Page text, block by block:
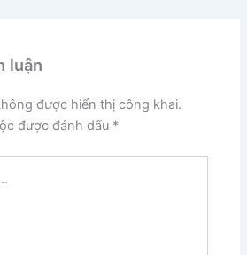
luận
được hiển thị công khai.
được đánh dấu *